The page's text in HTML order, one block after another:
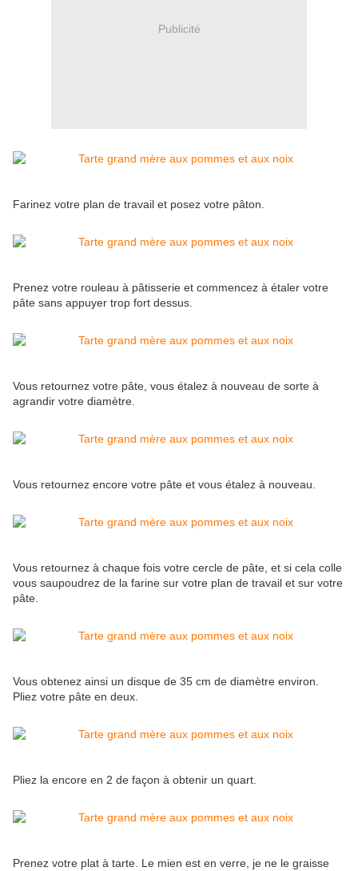
Publicité
Farinez votre plan de travail et posez votre pâton.
Prenez votre rouleau à pâtisserie et commencez à étaler votre
pâte sans appuyer trop fort dessus.
Vous retournez votre pâte, vous étalez à nouveau de sorte à
agrandir votre diamètre.
Vous retournez encore votre pâte et vous étalez à nouveau.
Vous retournez à chaque fois votre cercle de pâte, et si cela colle
vous saupoudrez de la farine sur votre plan de travail et sur votre
pâte.
Vous obtenez ainsi un disque de 35 cm de diamètre environ.
Pliez votre pâte en deux.
Pliez la encore en 2 de façon à obtenir un quart.
Prenez votre plat à tarte. Le mien est en verre, je ne le graisse